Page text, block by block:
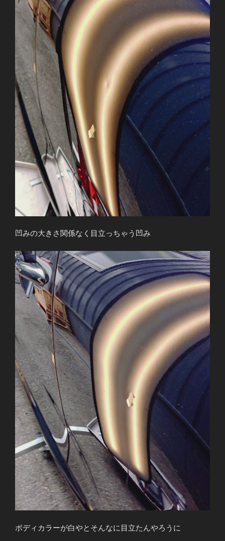
凹みの大きさ関係なく目立っちゃう凹み
ボディカラーが白やとそんなに目立たんやろうに